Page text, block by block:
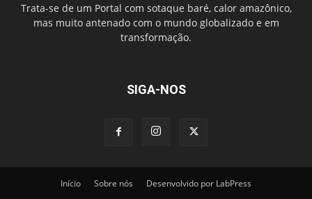
Trata-se de um Portal com sotaque baré, calor amazônico,
mas muito antenado com o mundo globalizado e em
transformação.
SIGA-NOS
Início Sobre nós Desenvolvido por LabPress